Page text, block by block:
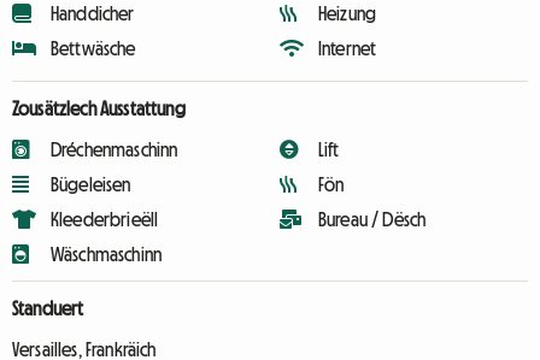
Handdicher
Bettwäsche
Heizung
Internet
Zousätzlech Ausstattung
Dréchenmaschinn
Bügeleisen
Kleederbrieëll
Wäschmaschinn
Lift
Fön
Bureau / Dësch
Standuert
Versailles, Frankräich